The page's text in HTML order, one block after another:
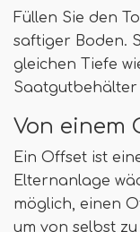
Füllen Sie den
saftiger Boden.
gleichen Tiefe
Saatgutbehälter
Von einem
Ein Offset ist
Elternanlage
möglich, einen
um von selbst zu